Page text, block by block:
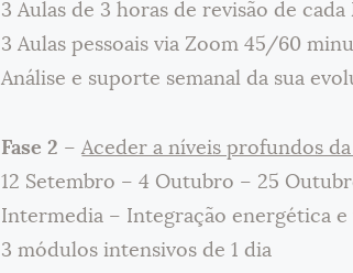
3 Aulas de 3 horas de revisão de
3 Aulas pessoais via Zoom 45/60
Análise e suporte semanal da sua
Fase 2 –Aceder a níveis profundos
12 Setembro – 4 Outubro – 25
Intermedia – Integração energética e
3 módulos intensivos de 1 dia